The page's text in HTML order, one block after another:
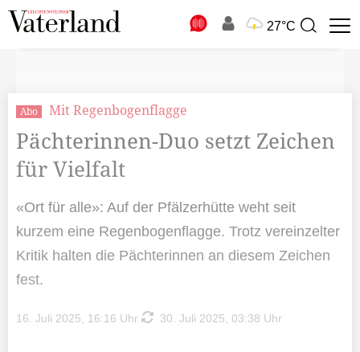
27°C
Suchbegriff
Abo Mit Regenbogenflagge
Pächterinnen-Duo setzt Zeichen
für Vielfalt
«Ort für alle»: Auf der Pfälzerhütte weht seit
kurzem eine Regenbogenflagge. Trotz vereinzelter
Kritik halten die Pächterinnen an diesem Zeichen
fest.
16. Juli 2025, 16:16 Uhr 30. Juli 2025, 03:38 Uhr